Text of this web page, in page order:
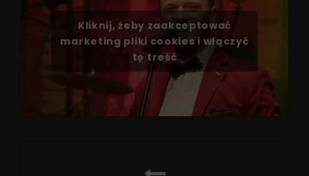
Kliknij, żeby zaakceptować
marketing pliki cookies i włączyć
tę treść